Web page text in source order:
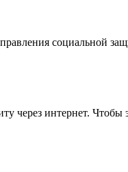
социальной
через интернет. Чтобы